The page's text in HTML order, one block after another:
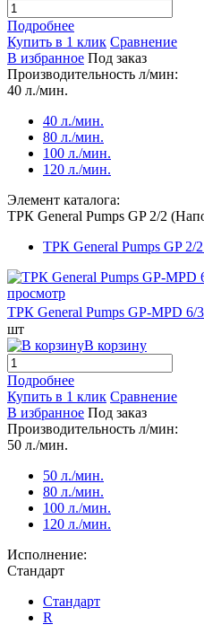
Подробнее
Купить в 1 клик Сравнение
В избранное Под заказ
Производительность л/мин:
40 л./мин.
40 л./мин.
80 л./мин.
100 л./мин.
120 л./мин.
Элемент каталога:
ТРК General Pumps GP 2/2
ТРК General Pumps GP 2/
просмотр
ТРК General Pumps GP-MPD
шт
В корзину
Подробнее
Купить в 1 клик Сравнение
В избранное Под заказ
Производительность л/мин:
50 л./мин.
50 л./мин.
80 л./мин.
100 л./мин.
120 л./мин.
Исполнение:
Стандарт
Стандарт
R